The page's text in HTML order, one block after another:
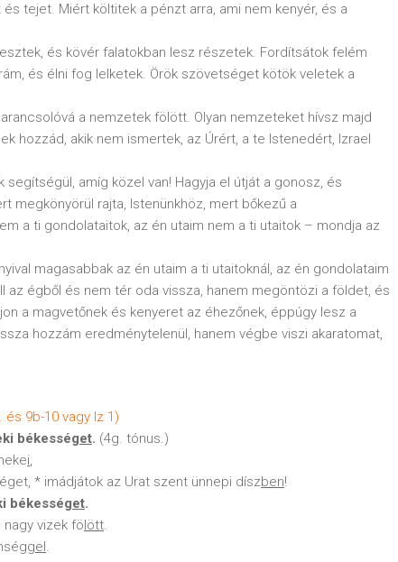
tejet. Miért költitek a pénzt arra, ami nem kenyér, és a
és kövér falatokban lesz részetek. Fordítsátok felém
és élni fog lelketek. Örök szövetséget kötök veletek a
a nemzetek fölött. Olyan nemzeteket hívsz majd
hozzád, akik nem ismertek, az Úrért, a te Istenedért, Izrael
amíg közel van! Hagyja el útját a gonosz, és
megkönyörül rajta, Istenünkhöz, mert bőkezű a
a ti gondolataitok, az én utaim nem a ti utaitok – mondja az
magasabbak az én utaim a ti utaitoknál, az én gondolataim
az égből és nem tér oda vissza, hanem megöntözi a földet, és
a magvetőnek és kenyeret az éhezőnek, éppúgy lesz a
hozzám eredménytelenül, hanem végbe viszi akaratomat,
és 9b-10 vagy Iz 1)
békességet. (4g. tónus.)
i,
* imádjátok az Urat szent ünnepi díszben!
békességet.
nagy vizek fölött.
gel.